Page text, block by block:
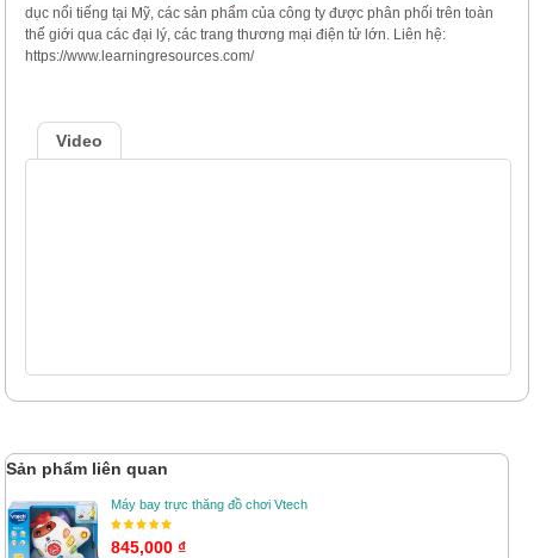
dục nổi tiếng tại Mỹ, các sản phẩm của công ty được phân phối trên toàn
thế giới qua các đại lý, các trang thương mại điện tử lớn. Liên hệ:
https://www.learningresources.com/
Video
Sản phẩm liên quan
Máy bay trực thăng đồ chơi Vtech
845,000 ₫